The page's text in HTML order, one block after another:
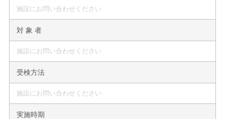
施設にお問い合わせください
対 象 者
施設にお問い合わせください
受検方法
施設にお問い合わせください
実施時期